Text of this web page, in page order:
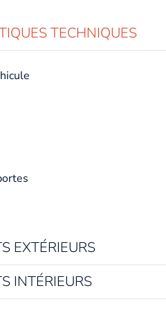
TECHNIQUES
EXTÉRIEURS
INTÉRIEURS